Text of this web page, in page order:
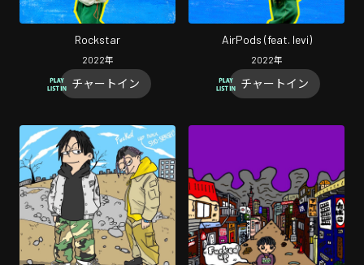
Rockstar
2022年
チャートイン
AirPods (feat. levi)
2022年
チャートイン